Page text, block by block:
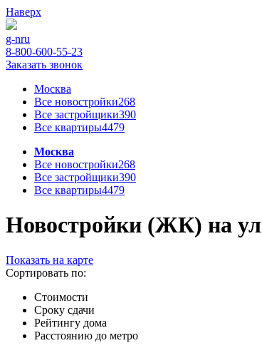
Наверх
g-nru
8-800-600-55-23
Заказать звонок
Москва
Все новостройки268
Все застройщики390
Все квартиры4479
Москва
Все новостройки268
Все застройщики390
Все квартиры4479
Новостройки (ЖК) на
Показать на карте
Сортировать по:
Стоимости
Сроку сдачи
Рейтингу дома
Расстоянию до метро